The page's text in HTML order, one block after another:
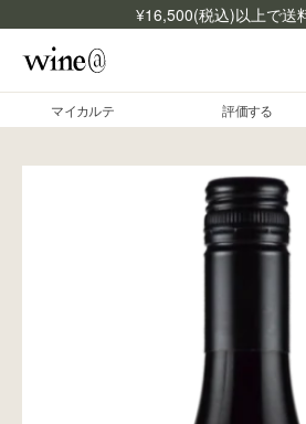
¥16,500(税込)以上で送
マイカルテ 評価する
マイカルテ